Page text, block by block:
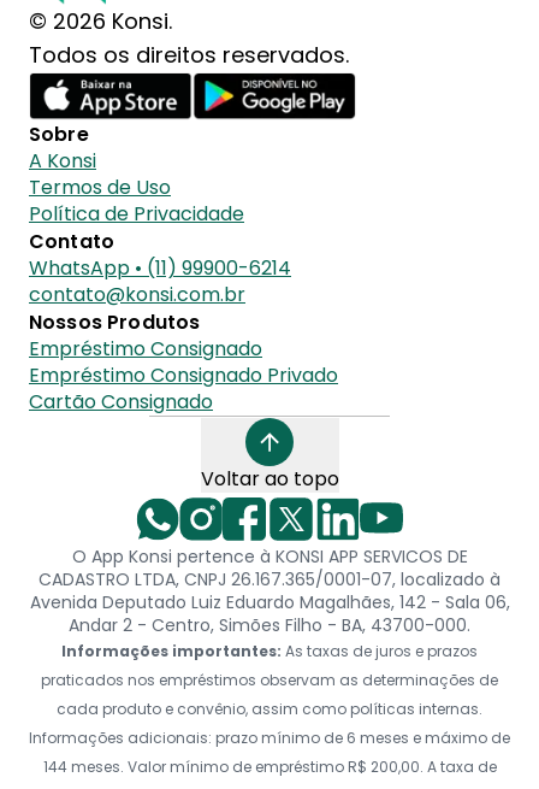
© 2026 Konsi.
Todos os direitos reservados.
Sobre
A Konsi
Termos de Uso
Política de Privacidade
Contato
WhatsApp • (11) 99900-6214
contato@konsi.com.br
Nossos Produtos
Empréstimo Consignado
Empréstimo Consignado Privado
Cartão Consignado
Voltar ao topo
O App Konsi pertence à KONSI APP SERVICOS DE
CADASTRO LTDA, CNPJ 26.167.365/0001-07, localizado à
Avenida Deputado Luiz Eduardo Magalhães, 142 - Sala 06,
Andar 2 - Centro, Simões Filho - BA, 43700-000.
Informações importantes: As taxas de juros e prazos
praticados nos empréstimos observam as determinações de
cada produto e convênio, assim como políticas internas.
Informações adicionais: prazo mínimo de 6 meses e máximo de
144 meses. Valor mínimo de empréstimo R$ 200,00. A taxa de